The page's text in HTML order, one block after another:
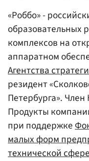
«Роббо» -
образовательных
комплексов на
аппаратном
Агентства
резидент
Петербурга».
Продукты
при поддержке
малых форм
технической